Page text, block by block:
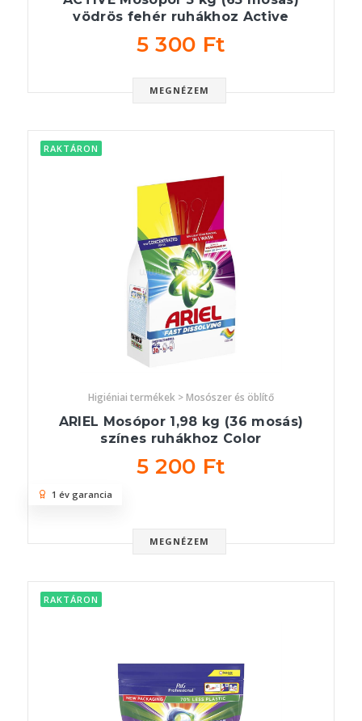
vödrös fehér ruhákhoz Active
5 300 Ft
MEGNÉZEM
RAKTÁRON
Higiéniai termékek > Mosószer és öblítő
ARIEL Mosópor 1,98 kg (36 mosás)
színes ruhákhoz Color
5 200 Ft
MEGNÉZEM
1 év garancia
RAKTÁRON